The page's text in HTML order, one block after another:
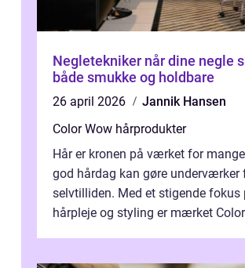
Negletekniker når dine negle skal være
både smukke og holdbare
26 april 2026
Jannik Hansen
Color Wow hårprodukter
Hår er kronen på værket for
god hårdag kan gøre underværker
selvtilliden. Med et stigende fokus
hårpleje og styling er mærket